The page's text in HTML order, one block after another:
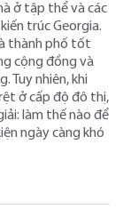
ở tập thể và các
​​trúc Georgia.
thành phố tốt
cộng đồng và
Tuy nhiên, khi
ở cấp độ đô thị,
làm thế nào để
ngày càng khó